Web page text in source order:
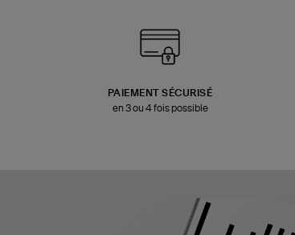
PAIEMENT SÉCURISÉ
en 3 ou 4 fois possible